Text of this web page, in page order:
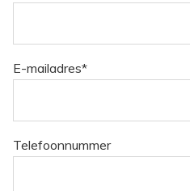
E-mailadres*
Telefoonnummer